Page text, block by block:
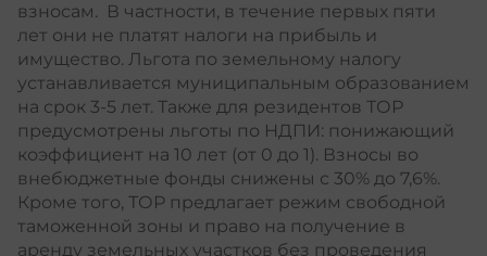
взносам. В частности, в течение первых пяти
лет они не платят налоги на прибыль и
имущество. Льгота по земельному налогу
устанавливается муниципальным образованием
на срок 3-5 лет. Также для резидентов ТОР
предусмотрены льготы по НДПИ: понижающий
коэффициент на 10 лет (от 0 до 1). Взносы во
внебюджетные фонды снижены с 30% до 7,6%.
Кроме того, ТОР предлагает режим свободной
таможенной зоны и право на получение в
аренду земельных участков без проведения